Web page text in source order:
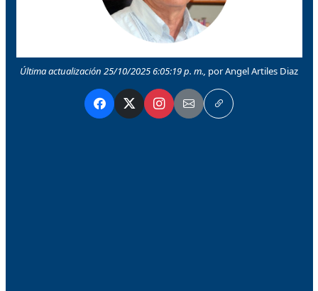
Última actualización 25/10/2025 6:05:19 p. m., por Angel Artiles Diaz